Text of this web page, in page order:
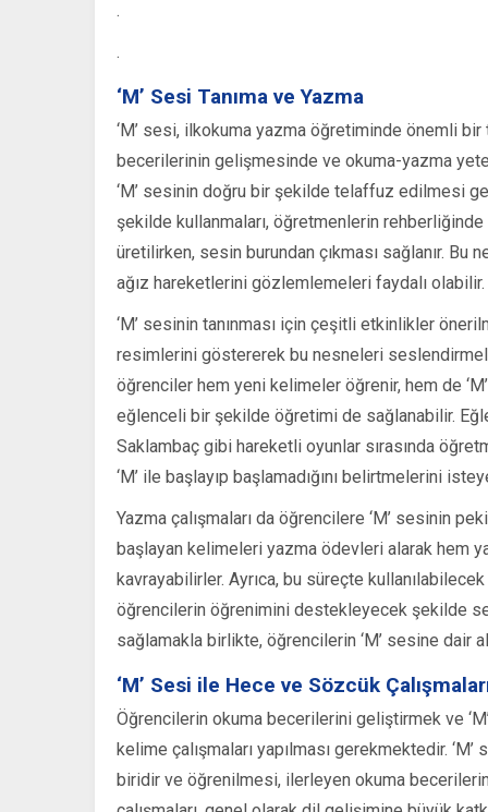
.
.
‘M’ Sesi Tanıma ve Yazma
‘M’ sesi, ilkokuma yazma öğretiminde önemli
becerilerinin gelişmesinde ve okuma-yazma
‘M’ sesinin doğru bir şekilde telaffuz edilmesi
şekilde kullanmaları, öğretmenlerin rehberliğinde
üretilirken, sesin burundan çıkması sağlanır. Bu
ağız hareketlerini gözlemlemeleri faydalı olabilir.
‘M’ sesinin tanınması için çeşitli etkinlikler
resimlerini göstererek bu nesneleri
öğrenciler hem yeni kelimeler öğrenir, hem de ‘M’
eğlenceli bir şekilde öğretimi de sağlanabilir.
Saklambaç gibi hareketli oyunlar sırasında
‘M’ ile başlayıp başlamadığını belirtmelerini
Yazma çalışmaları da öğrencilere ‘M’ sesinin
başlayan kelimeleri yazma ödevleri alarak hem
kavrayabilirler. Ayrıca, bu süreçte
öğrencilerin öğrenimini destekleyecek şekilde
sağlamakla birlikte, öğrencilerin ‘M’ sesine dair
‘M’ Sesi ile Hece ve Sözcük
Öğrencilerin okuma becerilerini geliştirmek ve
kelime çalışmaları yapılması gerekmektedir.
biridir ve öğrenilmesi, ilerleyen okuma